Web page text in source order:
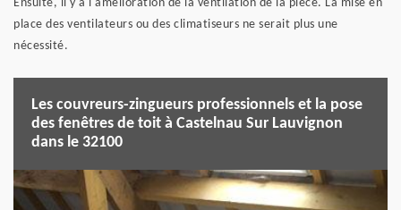
Ensuite, il y a l'amélioration de la ventilation de la pièce. La mise en
place des ventilateurs ou des climatiseurs ne serait plus une
nécessité.
Les couvreurs-zingueurs professionnels et la pose
des fenêtres de toit à Castelnau Sur Lauvignon
dans le 32100